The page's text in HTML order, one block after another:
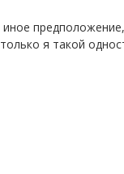
я такой